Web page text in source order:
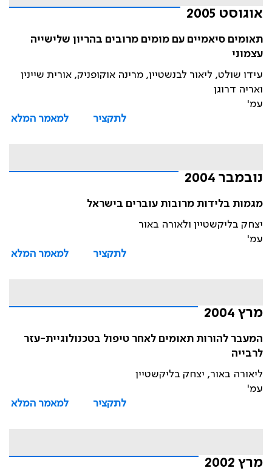
אוגוסט 2005
תאומים סיאמיים עם מומים מרובים בהריון שלישייה
עצמוני
עידו שולט, ליאור לבנשטיין, מרינה אוקופניק, אורית שיינין
ואריה דרוגן
עמ'
לתקציר
למאמר המלא
נובמבר 2004
מגמות בלידות מרובות עוברים בישראל
יצחק בליקשטיין ולאורה באור
עמ'
לתקציר
למאמר המלא
מרץ 2004
המעבר להורות תאומים לאחר טיפול בטכנולוגיית-עזר
לרבייה
ליאורה באור, יצחק בליקשטיין
עמ'
לתקציר
למאמר המלא
מרץ 2002